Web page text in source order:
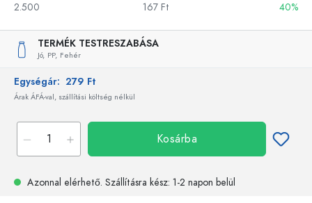
2.500
167 Ft 40%
TERMÉK TESTRESZABÁSA
Jó, PP, Fehér
Egységár: 279 Ft
Árak ÁFÁ-val, szállítási költség nélkül
Kosárba
Azonnal elérhető. Szállításra kész: 1-2 napon belül